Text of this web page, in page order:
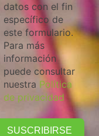
datos con el fin
específico de
este formulario.
Para más
información
puede consultar
nuestra Política
de privacidad
SUSCRIBIRSE